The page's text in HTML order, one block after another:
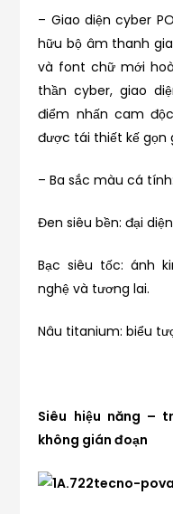
– Giao diện cyber
hữu bộ âm thanh
và font chữ mới
thần cyber, giao
điểm nhấn cam
được tái thiết kế gọn
– Ba sắc màu cá tính:
Đen siêu bền: đại
Bạc siêu tốc: ánh
nghệ và tương lai.
Nâu titanium: biểu
Siêu hiệu năng –
không gián đoạn